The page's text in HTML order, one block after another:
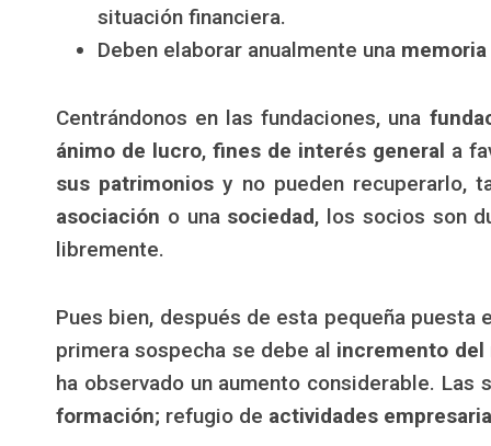
situación financiera.
Deben elaborar anualmente una
Centrándonos en las fundaciones, una
ánimo de lucro, fines de interés general a
sus patrimonios y no pueden recuperarlo,
asociación o una sociedad, los socios son
libremente.
Pues bien, después de esta pequeña puesta
primera sospecha se debe al incremento del
ha observado un aumento considerable.
formación; refugio de actividades